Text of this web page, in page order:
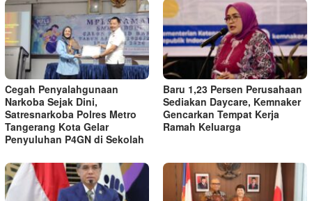
Cegah Penyalahgunaan
Narkoba Sejak Dini,
Satresnarkoba Polres Metro
Tangerang Kota Gelar
Penyuluhan P4GN di Sekolah
Baru 1,23 Persen Perusahaan
Sediakan Daycare, Kemnaker
Gencarkan Tempat Kerja
Ramah Keluarga